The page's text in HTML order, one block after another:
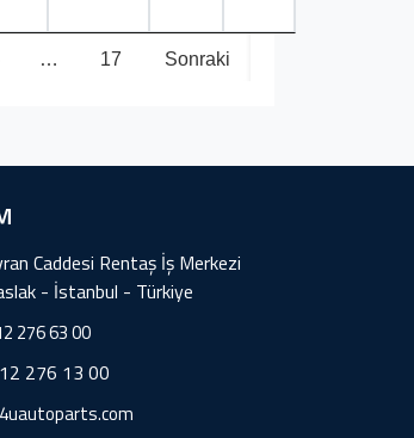
… 17 Sonraki
Caddesi Rentaş İş Merkezi
- İstanbul - Türkiye
276 63 00
276 13 00